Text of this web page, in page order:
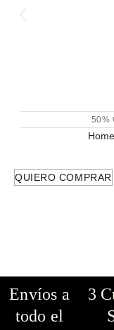
50%
QUIERO COMPRAR
Envíos a
todo el
3